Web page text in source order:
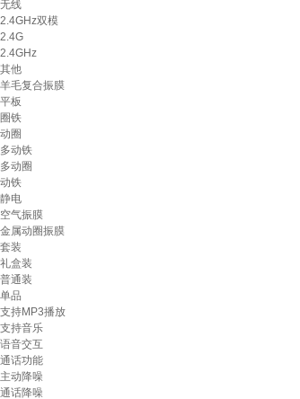
无线
2.4GHz双模
2.4G
2.4GHz
其他
羊毛复合振膜
平板
圈铁
动圈
多动铁
多动圈
动铁
静电
空气振膜
金属动圈振膜
套装
礼盒装
普通装
单品
支持MP3播放
支持音乐
语音交互
通话功能
主动降噪
通话降噪